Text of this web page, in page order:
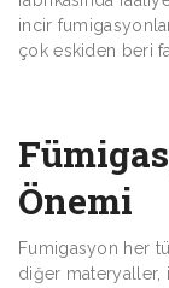
incir
çok eskiden beri
Önemi
Fumigasyon her
diğer materyaller,